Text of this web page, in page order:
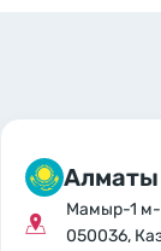
Алматы
Мамыр-1 м-
050036,